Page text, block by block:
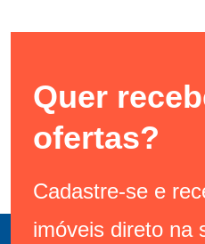
Quer
ofertas?
Cadastre-se e
imóveis direto na